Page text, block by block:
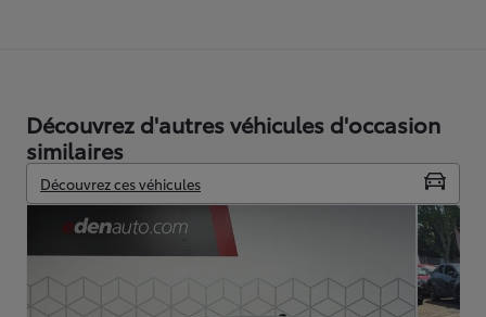
Découvrez d'autres véhicules d'occasion
similaires
Découvrez ces véhicules